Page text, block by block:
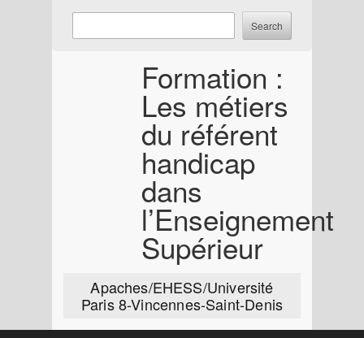
Skip
Formation :
Les métiers
du référent
handicap
dans
l’Enseignement
Supérieur
Apaches/EHESS/Université
Paris 8-Vincennes-Saint-Denis
keywords